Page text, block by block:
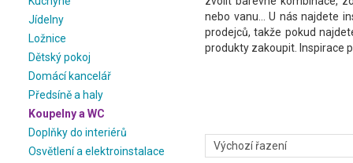
Jídelny
Ložnice
Dětský pokoj
Domácí kancelář
Předsíně a haly
Koupelny a WC
Doplňky do interiérů
Osvětlení a elektroinstalace
nebo vanu... U nás najdete
prodejců, takže pokud
produkty zakoupit. Inspirace